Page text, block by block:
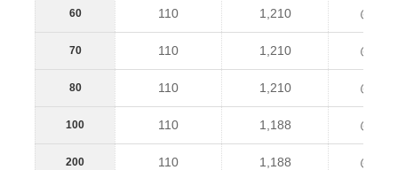
60 110 1,210
70 110 1,210
80 110 1,210
100 110 1,188
200 110 1,188